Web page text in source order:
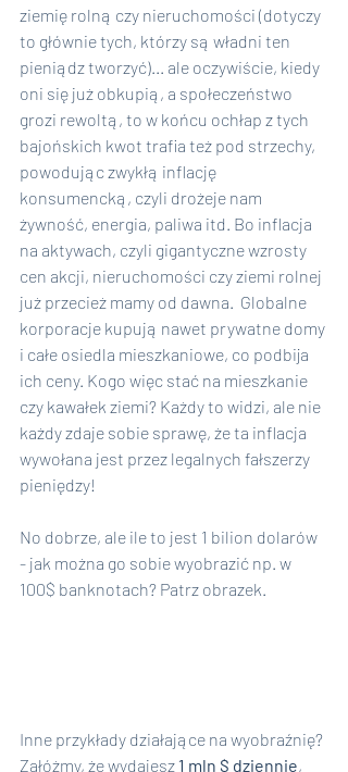
ziemię rolną czy nieruchomości (dotyczy
to głównie tych, którzy są władni ten
pieniądz tworzyć)... ale oczywiście, kiedy
oni się już obkupią, a społeczeństwo
grozi rewoltą, to w końcu ochłap z tych
bajońskich kwot trafia też pod strzechy,
powodując zwykłą inflację
konsumencką, czyli drożeje nam
żywność, energia, paliwa itd. Bo inflacja
na aktywach, czyli gigantyczne wzrosty
cen akcji, nieruchomości czy ziemi rolnej
już przecież mamy od dawna.  Globalne
korporacje kupują nawet prywatne domy
i całe osiedla mieszkaniowe, co podbija
ich ceny. Kogo więc stać na mieszkanie
czy kawałek ziemi? Każdy to widzi, ale nie
każdy zdaje sobie sprawę, że ta inflacja
wywołana jest przez legalnych fałszerzy
pieniędzy!
No dobrze, ale ile to jest 1 bilion dolarów
- jak można go sobie wyobrazić np. w
100$ banknotach? Patrz obrazek.
Inne przykłady działające na wyobraźnię?
Załóżmy, że wydajesz 1 mln $ dziennie,